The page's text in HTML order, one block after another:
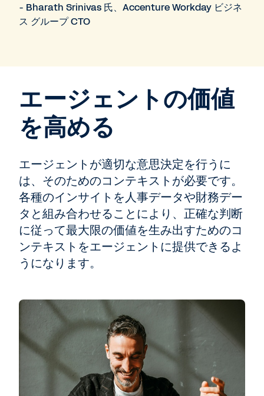
- Bharath Srinivas 氏、Accenture Workday ビジネ
ス グループ CTO
エージェントの価値
を高める
エージェントが適切な意思決定を行うに
は、そのためのコンテキストが必要です。
各種のインサイトを人事データや財務デー
タと組み合わせることにより、正確な判断
に従って最大限の価値を生み出すためのコ
ンテキストをエージェントに提供できるよ
うになります。